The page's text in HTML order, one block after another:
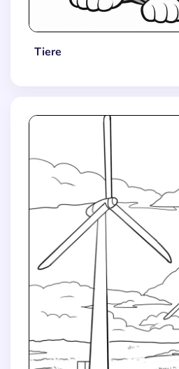
Tiere